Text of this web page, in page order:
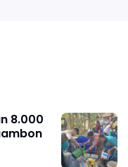
8.000